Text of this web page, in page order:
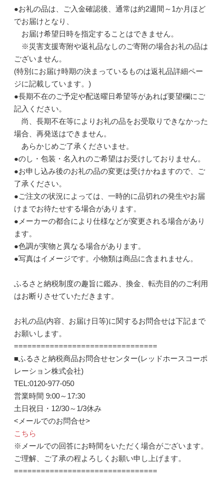
●お礼の品は、ご入金確認後、通常は約2週間～1か月ほど
でお届けとなり、
お届け希望日時を指定することはできません。
※災害支援寄附や返礼品なしのご寄附の場合お礼の品は
ございません。
(特別にお届け時期の決まっているものは返礼品詳細ペー
ジに記載しています。)
●長期不在のご予定や配送曜日希望等があれば要望欄にご
記入ください。
尚、長期不在等によりお礼の品をお受取りできなかった
場合、再発送はできません。
あらかじめご了承くださいませ。
●のし・包装・名入れのご希望はお受けしておりません。
●お申し込み後のお礼の品の変更は受けかねますので、ご
了承ください。
●ご注文の状況によっては、一時的に品切れの発生やお届
けまでお待たせする場合があります。
●メーカーの都合により仕様などが変更される場合があり
ます。
●色調が実物と異なる場合があります。
●写真はイメージです。小物類は商品に含まれません。
ふるさと納税制度の趣旨に鑑み、換金、転売目的のご利用
はお断りさせていただきます。
お礼の品(内容、お届け日等)に関するお問合せは下記まで
お願いします。
================================
■ふるさと納税商品お問合せセンター(レッドホースコーポ
レーション株式会社)
TEL:0120-977-050
営業時間 9:00～17:30
土日祝日・12/30～1/3休み
<メールでのお問合せ>
こちら
※メールでの回答にお時間をいただく場合がございます。
ご理解、ご了承の程よろしくお願い申し上げます。
================================